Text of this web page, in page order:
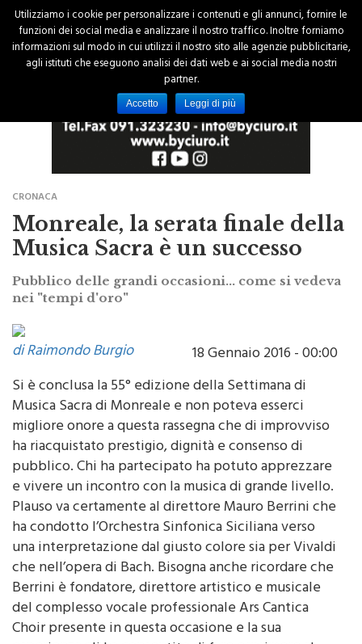
CRONACA
Monreale, la serata finale della
Musica Sacra è un successo
Pubblico delle grandi occasioni... come si vedeva
nei "tempi d'oro"
di Raimondo Burgio
Si è conclusa la 55° edizione della Settimana di
Musica Sacra di Monreale e non poteva esserci
migliore onore a questa rassegna che di improvviso
ha riacquistato prestigio, dignità e consenso di
pubblico. Chi ha partecipato ha potuto apprezzare
e vivere un incontro con la musica di grande livello.
Plauso va certamente al direttore Mauro Berrini che
ha condotto l’Orchestra Sinfonica Siciliana verso
una interpretazione dal giusto colore sia per Vivaldi
che nell’opera di Bach. Bisogna anche ricordare che
Berrini è fondatore, direttore artistico e musicale
del complesso vocale professionale Ars Cantica
Choir presente in questa occasione e la sua
esperienza gli ha consentito di fare esprimere al
Utilizziamo i cookie per personalizzare i contenuti e gli annunci, fornire le
funzioni dei social media e analizzare il nostro traffico. Inoltre forniamo
informazioni sul modo in cui utilizzi il nostro sito alle agenzie pubblicitarie,
agli istituti che eseguono analisi dei dati web e ai social media nostri
partner.
Accetto Leggi di più